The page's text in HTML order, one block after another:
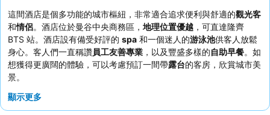
這間酒店是個多功能的城市樞紐，非常適合追求便利與舒適的觀光客
和情侶。酒店位於曼谷中央商務區， 地理位置優越 ，可直達隆齊
BTS 站。酒店設有備受好評的 spa 和一個迷人的游泳池供客人放鬆
身心。客人們一直稱讚員工友善專業 ，以及豐盛多樣的自助早餐。如
想獲得更廣闊的體驗，可以考慮預訂一間帶露台的客房，欣賞城市美
景。
顯示更多